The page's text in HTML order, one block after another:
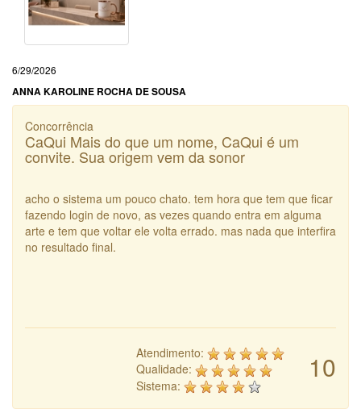
6/29/2026
ANNA KAROLINE ROCHA DE SOUSA
Concorrência
CaQui Mais do que um nome, CaQui é um
convite. Sua origem vem da sonor
acho o sistema um pouco chato. tem hora que tem que ficar
fazendo login de novo, as vezes quando entra em alguma
arte e tem que voltar ele volta errado. mas nada que interfira
no resultado final.
10
Atendimento:
Qualidade:
Sistema: